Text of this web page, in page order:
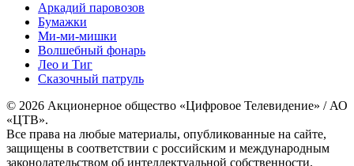
Аркадий паровозов
Бумажки
Ми-ми-мишки
Волшебный фонарь
Лео и Тиг
Сказочный патруль
© 2026 Акционерное общество «Цифровое Телевидение» / АО
«ЦТВ».
Все права на любые материалы, опубликованные на сайте,
защищены в соответствии с российским и международным
законодательством об интеллектуальной собственности.